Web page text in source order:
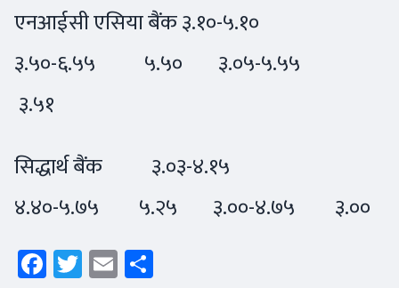
एनआईसी एसिया बैंक ३.१०-५.१०
३.५०-६.५५ ५.५० ३.०५-५.५५
३.५१
सिद्धार्थ बैंक ३.०३-४.१५
४.४०-५.७५ ५.२५ ३.००-४.७५ ३.००
Facebook
Twitter
Email